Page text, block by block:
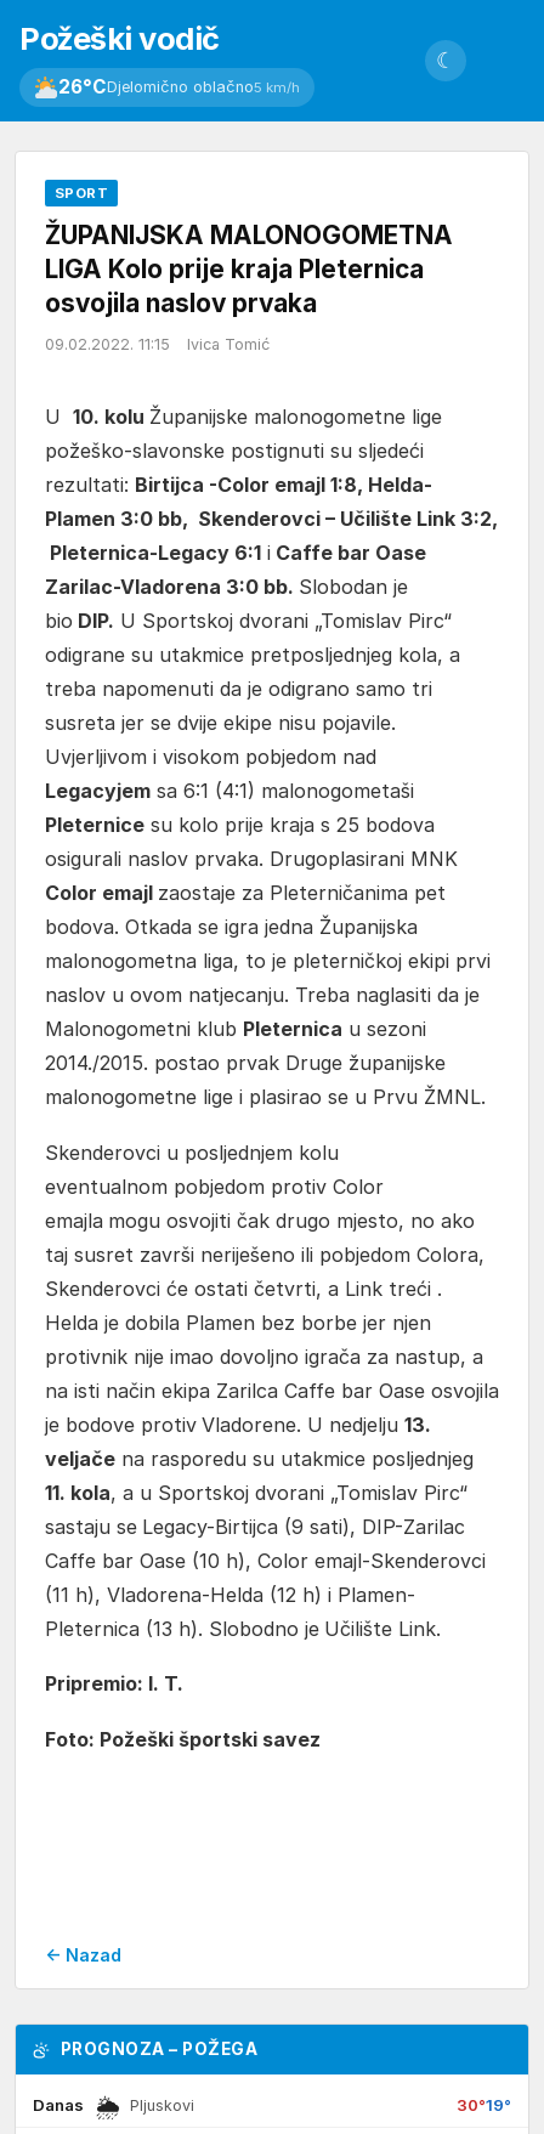
Požeški vodič
26°CDjelomično oblačno5 km/h
☾
SPORT
ŽUPANIJSKA MALONOGOMETNA
LIGA Kolo prije kraja Pleternica
osvojila naslov prvaka
09.02.2022. 11:15 Ivica Tomić
U 10. kolu Županijske malonogometne lige
požeško-slavonske postignuti su sljedeći
rezultati: Birtijca -Color emajl 1:8, Helda-
Plamen 3:0 bb, Skenderovci – Učilište Link 3:2,
Pleternica-Legacy 6:1 i Caffe bar Oase
Zarilac-Vladorena 3:0 bb. Slobodan je
bio DIP. U Sportskoj dvorani „Tomislav Pirc“
odigrane su utakmice pretposljednjeg kola, a
treba napomenuti da je odigrano samo tri
susreta jer se dvije ekipe nisu pojavile.
Uvjerljivom i visokom pobjedom nad
Legacyjem sa 6:1 (4:1) malonogometaši
Pleternice su kolo prije kraja s 25 bodova
osigurali naslov prvaka. Drugoplasirani MNK
Color emajl zaostaje za Pleterničanima pet
bodova. Otkada se igra jedna Županijska
malonogometna liga, to je pleterničkoj ekipi prvi
naslov u ovom natjecanju. Treba naglasiti da je
Malonogometni klub Pleternica u sezoni
2014./2015. postao prvak Druge županijske
malonogometne lige i plasirao se u Prvu ŽMNL.
Skenderovci u posljednjem kolu
eventualnom pobjedom protiv Color
emajla mogu osvojiti čak drugo mjesto, no ako
taj susret završi neriješeno ili pobjedom Colora,
Skenderovci će ostati četvrti, a Link treći .
Helda je dobila Plamen bez borbe jer njen
protivnik nije imao dovoljno igrača za nastup, a
na isti način ekipa Zarilca Caffe bar Oase osvojila
je bodove protiv Vladorene. U nedjelju 13.
veljače na rasporedu su utakmice posljednjeg
11. kola, a u Sportskoj dvorani „Tomislav Pirc“
sastaju se Legacy-Birtijca (9 sati), DIP-Zarilac
Caffe bar Oase (10 h), Color emajl-Skenderovci
(11 h), Vladorena-Helda (12 h) i Plamen-
Pleternica (13 h). Slobodno je Učilište Link.
Pripremio: I. T.
Foto: Požeški športski savez
← Nazad
PROGNOZA – POŽEGA
Danas 🌦 Pljuskovi 30°19°